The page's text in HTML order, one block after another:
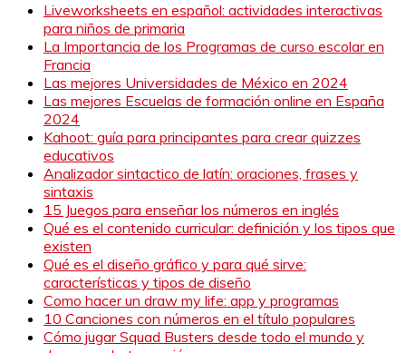
Liveworksheets en español: actividades interactivas
para niños de primaria
La Importancia de los Programas de curso escolar en
Francia
Las mejores Universidades de México en 2024
Las mejores Escuelas de formación online en España
2024
Kahoot: guía para principantes para crear quizzes
educativos
Analizador sintactico de latín: oraciones, frases y
sintaxis
15 Juegos para enseñar los números en inglés
Qué es el contenido curricular: definición y los tipos que
existen
Qué es el diseño gráfico y para qué sirve:
características y tipos de diseño
Como hacer un draw my life: app y programas
10 Canciones con números en el título populares
Cómo jugar Squad Busters desde todo el mundo y